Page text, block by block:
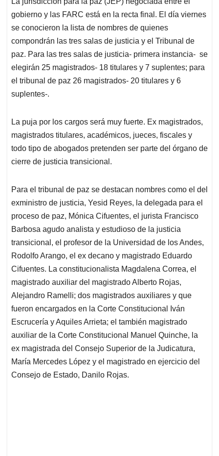
s
A
p
p
b
o
o
k
e
d
I
n
a
d
s
gobierno y las FARC está en la recta final. El día viernes
se conocieron la lista de nombres de quienes
compondrán las tres salas de justicia y el Tribunal de
paz. Para las tres salas de justicia- primera instancia- se
elegirán 25 magistrados- 18 titulares y 7 suplentes; para
el tribunal de paz 26 magistrados- 20 titulares y 6
suplentes-.
La puja por los cargos será muy fuerte. Ex magistrados,
magistrados titulares, académicos, jueces, fiscales y
todo tipo de abogados pretenden ser parte del órgano de
cierre de justicia transicional.
Para el tribunal de paz se destacan nombres como el del
exministro de justicia, Yesid Reyes, la delegada para el
proceso de paz, Mónica Cifuentes, el jurista Francisco
Barbosa agudo analista y estudioso de la justicia
transicional, el profesor de la Universidad de los Andes,
Rodolfo Arango, el ex decano y magistrado Eduardo
Cifuentes. La constitucionalista Magdalena Correa, el
magistrado auxiliar del magistrado Alberto Rojas,
Alejandro Ramelli; dos magistrados auxiliares y que
fueron encargados en la Corte Constitucional Iván
Escrucería y Aquiles Arrieta; el también magistrado
auxiliar de la Corte Constitucional Manuel Quinche, la
ex magistrada del Consejo Superior de la Judicatura,
María Mercedes López y el magistrado en ejercicio del
Consejo de Estado, Danilo Rojas.